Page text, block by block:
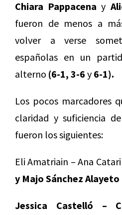
Chiara Pappacena y
fueron de menos a
volver a verse
españolas en un
alterno (6-1, 3-6 y 6-1).
Los pocos marcadores
claridad y suficiencia
fueron los siguientes:
Eli Amatriain – Ana
y Majo Sánchez Alayeto
Jessica Castelló –